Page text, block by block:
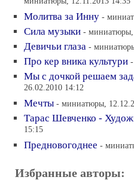
Молитва за Инну -
Сила музыки - миниатюры,
Девичьи глаза -
Про кер вника культури
Мы с дочкой решаем
26.02.2010 14:12
Мечты - миниатюры,
Тарас Шевченко -
15:15
Предновогоднее -
Избранные авторы: